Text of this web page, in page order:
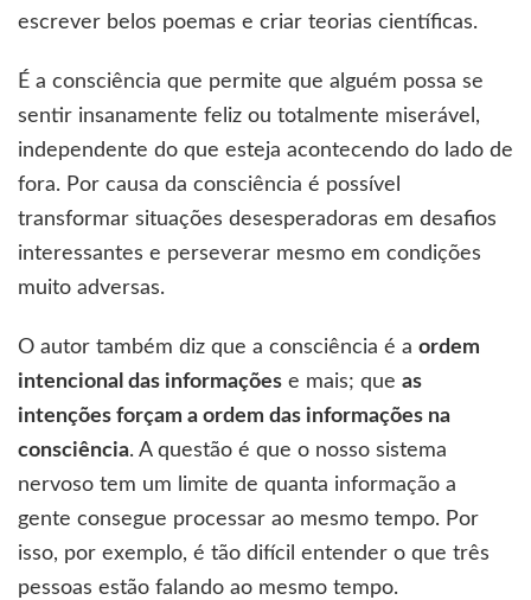
escrever belos poemas e criar teorias científicas.
É a consciência que permite que alguém possa se
sentir insanamente feliz ou totalmente miserável,
independente do que esteja acontecendo do lado de
fora. Por causa da consciência é possível
transformar situações desesperadoras em desafios
interessantes e perseverar mesmo em condições
muito adversas.
O autor também diz que a consciência é a ordem
intencional das informações e mais; que as
intenções forçam a ordem das informações na
consciência. A questão é que o nosso sistema
nervoso tem um limite de quanta informação a
gente consegue processar ao mesmo tempo. Por
isso, por exemplo, é tão difícil entender o que três
pessoas estão falando ao mesmo tempo.